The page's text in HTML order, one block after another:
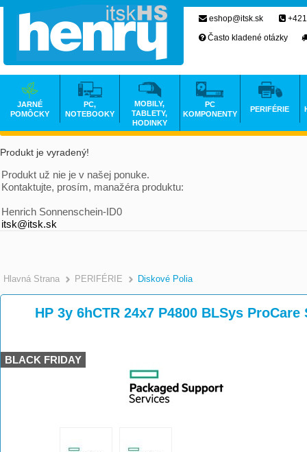
Produkt je vyradený!
Produkt už nie je v našej ponuke.
Kontaktujte, prosím, manažéra produktu:
Henrich Sonnenschein-ID0
itsk@itsk.sk
Hlavná Strana >
PERIFÉRIE >
Diskové Polia
HP 3y 6hCTR 24x7 P4800 BLSys ProCare
BLACK FRIDAY
eshop@itsk.sk
Často kladené otázky
JARNÉ
POMÔCKY
PC,
NOTEBOOKY
MOBILY,
TABLETY,
HODINKY
PC
KOMPONENTY
PERIFÉRIE